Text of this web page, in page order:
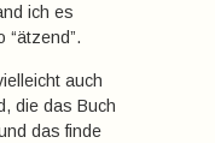
ich es
“ätzend”.
auch
die das Buch
das finde